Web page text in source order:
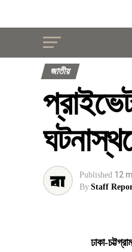
জাতীয়
Published 12
By Staff
ঢাকা-